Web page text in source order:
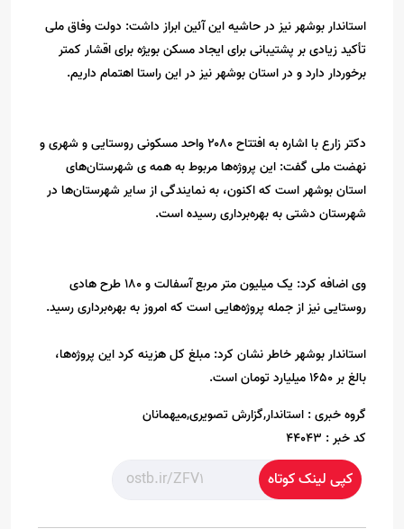
استاندار بوشهر نیز در حاشیه این آئین ابراز داشت: دولت وفاق ملی
تأکید زیادی بر پشتیبانی برای ایجاد مسکن بویژه برای اقشار کمتر
برخوردار دارد و در استان بوشهر نیز در این راستا اهتمام داریم.
دکتر زارع با اشاره به افتتاح ۲۰۸۰ واحد مسکونی روستایی و شهری و
نهضت ملی گفت: این پروژه‌ها مربوط به همه ی شهرستان‌های
استان بوشهر است که اکنون، به نمایندگی از سایر شهرستان‌ها در
شهرستان دشتی به بهره‌برداری رسیده است.
وی اضافه کرد: یک میلیون متر مربع آسفالت و ۱۸۰ طرح هادی
روستایی نیز از جمله پروژه‌هایی است که امروز به بهره‌برداری رسید.
استاندار بوشهر خاطر نشان کرد: مبلغ کل هزینه کرد این پروژه‌ها،
بالغ بر ۱۶۵۰ میلیارد تومان است.
گروه خبری : استاندار,گزارش تصویری,میهمانان
کد خبر : 44043
کپی لینک کوتاه